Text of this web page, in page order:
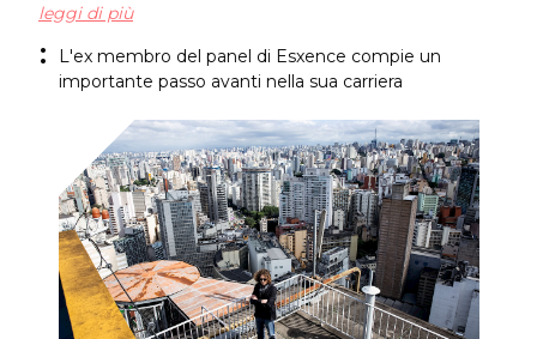
Sinclair è entrato a far parte di IFF come Profumiere
membro del panel di Esxence, è stato allievo di Maurice
Roucel e ha trascorso gli anni formativi in ​​Brasile. Ha
Neanderthal e Abel. Congratulazioni Isaac!
leggi di più
L'ex membro del panel di Esxence compie un
importante passo avanti nella sua carriera